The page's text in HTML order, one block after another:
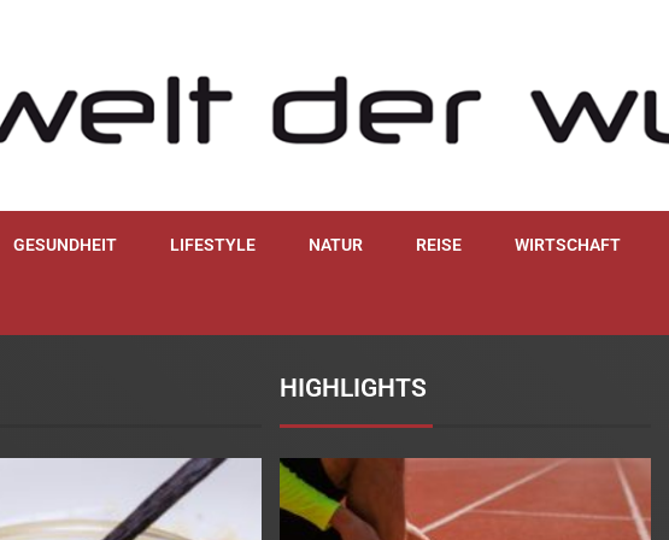
GESUNDHEIT LIFESTYLE NATUR REISE WIRTSCHAFT
HIGHLIGHTS